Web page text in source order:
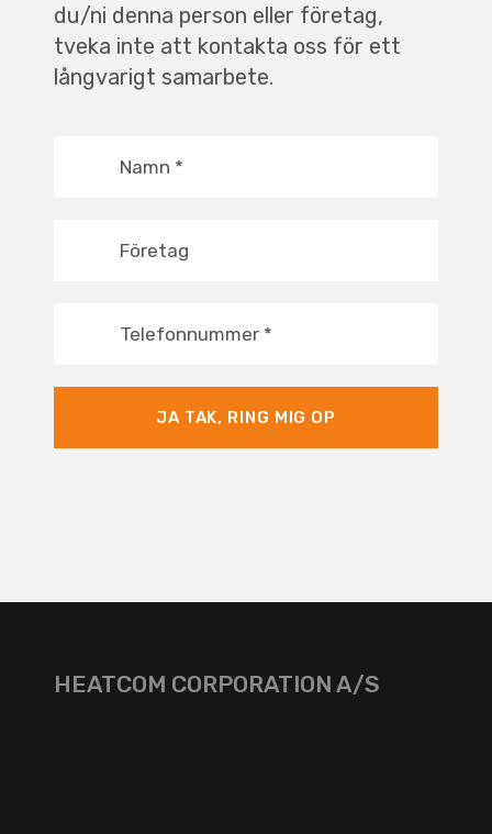
du/ni denna person eller företag,
tveka inte att kontakta oss för ett
långvarigt samarbete.
Namn *
Företag
Telefonnummer *
JA TAK, RING MIG OP
HEATCOM CORPORATION A/S